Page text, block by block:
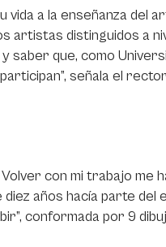
vida a la enseñanza del
artistas distinguidos a
saber que, como
señala el
con mi trabajo me
diez años hacía parte
conformada por 9